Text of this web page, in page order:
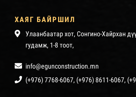
ХАЯГ БАЙРШИЛ
Улаанбаатар хот, Сонгино-Хайрхан
гудамж, 1-8 тоот,
info@egunconstruction.mn
(+976) 7768-6067, (+976) 8611-6067,